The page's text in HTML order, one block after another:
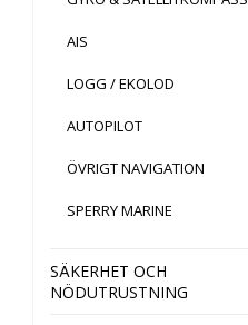
AIS
LOGG / EKOLOD
AUTOPILOT
ÖVRIGT NAVIGATION
SPERRY MARINE
SÄKERHET OCH
NÖDUTRUSTNING